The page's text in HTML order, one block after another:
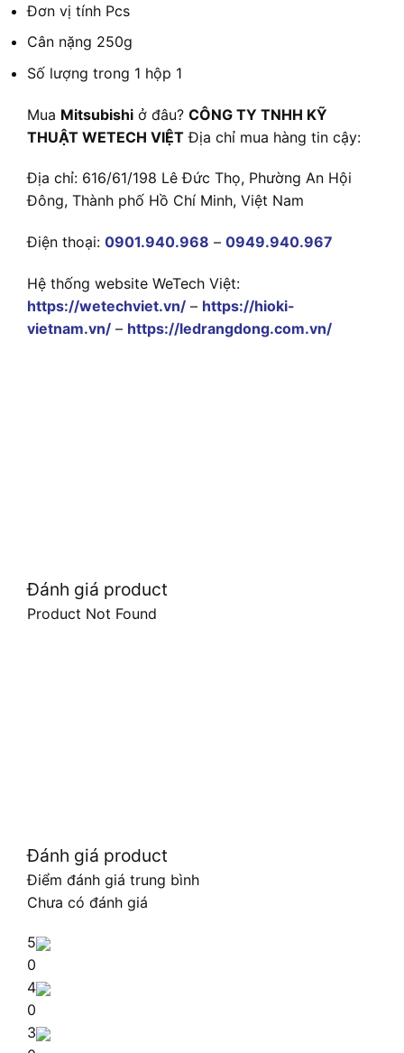
Đơn vị tính Pcs
Cân nặng 250g
Số lượng trong 1 hộp 1
Mua Mitsubishi ở đâu? CÔNG TY TNHH KỸ
THUẬT WETECH VIỆT Địa chỉ mua hàng tin cậy:
Địa chỉ: 616/61/198 Lê Đức Thọ, Phường An Hội
Đông, Thành phố Hồ Chí Minh, Việt Nam
Điện thoại: 0901.940.968 – 0949.940.967
Hệ thống website WeTech Việt:
https://wetechviet.vn/ – https://hioki-
vietnam.vn/ – https://ledrangdong.com.vn/
Đánh giá product
Product Not Found
Đánh giá product
Điểm đánh giá trung bình
Chưa có đánh giá
5
0
4
0
3